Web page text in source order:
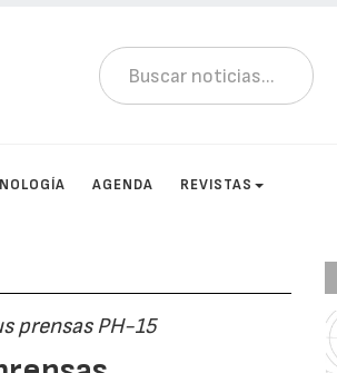
AGENDA REVISTAS
prensas PH-15